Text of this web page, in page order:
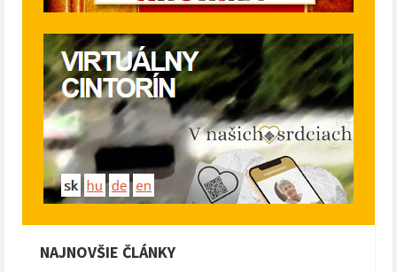
NAJNOVŠIE ČLÁNKY